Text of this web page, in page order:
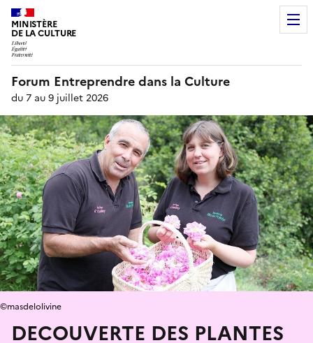
MINISTÈRE
DE LA CULTURE
Forum Entreprendre dans la Culture
du 7 au 9 juillet 2026
DECOUVERTE DES PLANTES
©masdelolivine